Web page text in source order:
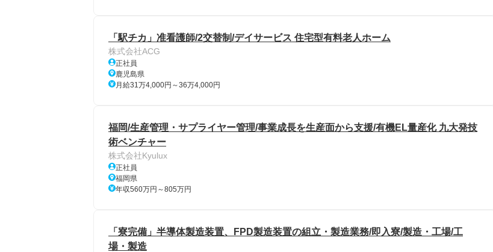
「駅チカ」准看護師/2交替制/デイサービス 住宅型有料老人ホーム
株式会社ACG
正社員
鹿児島県
月給31万4,000円～36万4,000円
福岡/生産管理・サプライヤー管理/事業成長を生産面から支援/有機EL量産化 九大発技
術ベンチャー
株式会社Kyulux
正社員
福岡県
年収560万円～805万円
「寮完備」半導体製造装置、FPD製造装置の組立・製造業務/即入寮/製造・工場/工
場・製造